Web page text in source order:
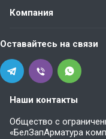
Компания
Оставайтесь на связи
Наши контакты
Общество с
«БелЗапАрматура